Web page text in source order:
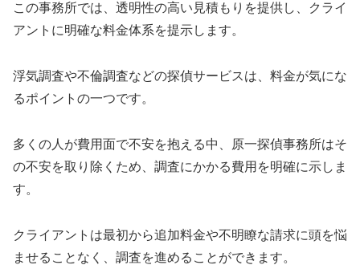
この事務所では、透明性の高い見積もりを提供し、クライ
アントに明確な料金体系を提示します。
浮気調査や不倫調査などの探偵サービスは、料金が気にな
るポイントの一つです。
多くの人が費用面で不安を抱える中、原一探偵事務所はそ
の不安を取り除くため、調査にかかる費用を明確に示しま
す。
クライアントは最初から追加料金や不明瞭な請求に頭を悩
ませることなく、調査を進めることができます。